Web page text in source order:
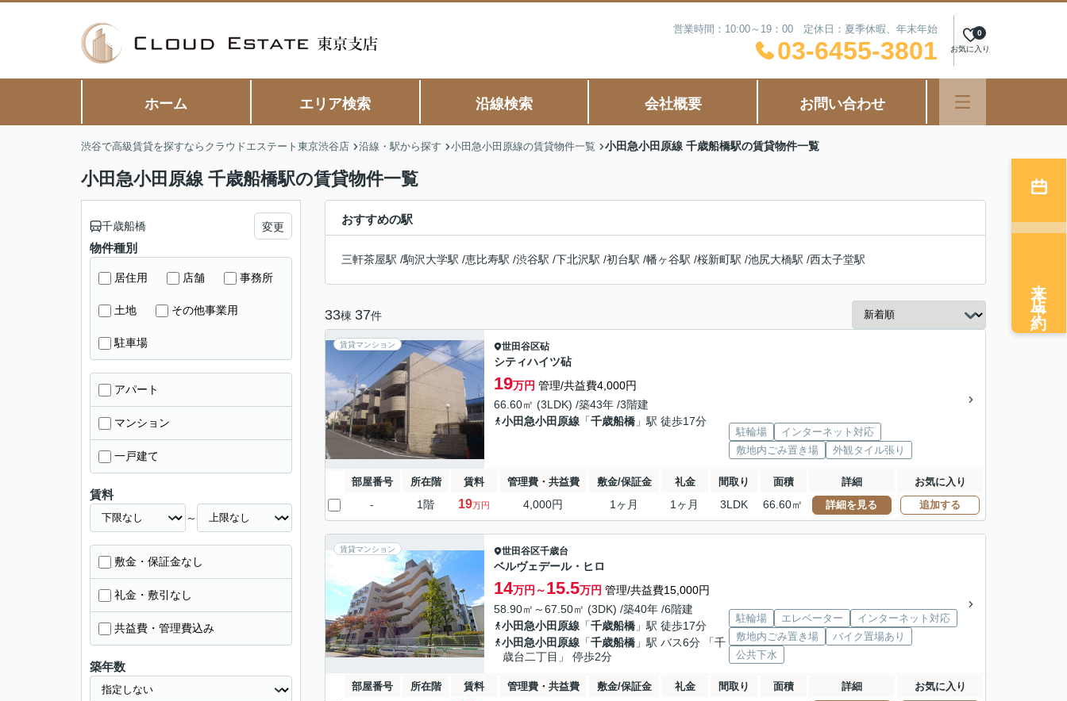
営業時間：10:00～19：00 定休日：夏季休暇、年末年始
03-6455-3801 お気に入り
0
ホーム エリア検索 沿線検索 会社概要 お問い合わせ
渋谷で高級賃貸を探すならクラウドエステート東京渋谷店 沿線・駅から探す 小田急小田原線の賃貸物件一覧 小田急小田原線 千歳船橋駅の賃貸物件一覧
小田急小田原線 千歳船橋駅の賃貸物件一覧
おすすめの駅
三軒茶屋駅 /駒沢大学駅 /恵比寿駅 /渋谷駅 /下北沢駅 /初台駅 /幡ヶ谷駅 /桜新町駅 /池尻大橋駅 /西太子堂駅
33棟 37件
賃貸マンション 世田谷区砧
シティハイツ砧
19万円 管理/共益費4,000円
66.60㎡ (3LDK) /築43年 /3階建
小田急小田原線 「千歳船橋 」駅 徒歩17分
駐輪場
インターネット対応
敷地内ごみ置き場
外観タイル張り
部屋番号 所在階 賃料 管理費・共益費 敷金/保証金 礼金 間取り 面積 詳細 お気に入り
- 1階 19万円 4,000円 1ヶ月 1ヶ月 3LDK 66.60㎡ 詳細を見る 追加する
賃貸マンション 世田谷区千歳台
ベルヴェデール・ヒロ
14万円～15.5万円 管理/共益費15,000円
58.90㎡～67.50㎡ (3DK) /築40年 /6階建
小田急小田原線 「千歳船橋 」駅 徒歩17分
小田急小田原線 「千歳船橋 」駅 バス6分 「千
歳台二丁目」 停歩2分
駐輪場 エレベーター
インターネット対応
敷地内ごみ置き場
バイク置場あり
公共下水
部屋番号 所在階 賃料 管理費・共益費 敷金/保証金 礼金 間取り 面積 詳細 お気に入り
千歳船橋 変更
物件種別
居住用 店舗 事務所
土地 その他事業用
駐車場
アパート
マンション
一戸建て
賃料
～
敷金・保証金なし
礼金・敷引なし
共益費・管理費込み
築年数
来店予約